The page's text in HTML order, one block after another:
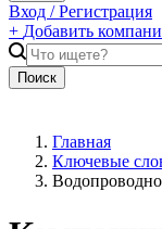
Вход / Регистрация
+ Добавить
Поиск
Главная
Ключевые